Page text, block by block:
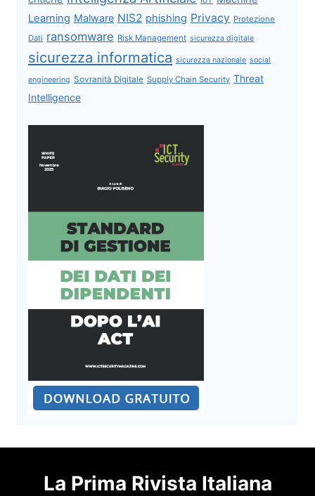
Learning Malware NIS2 phishing Privacy Protezione
Dati ransomware Risk Management sicurezza digitale
sicurezza informatica sicurezza nazionale social
engineering Sovranità Digitale Supply Chain Security Threat
Intelligence
La Prima Rivista Italiana